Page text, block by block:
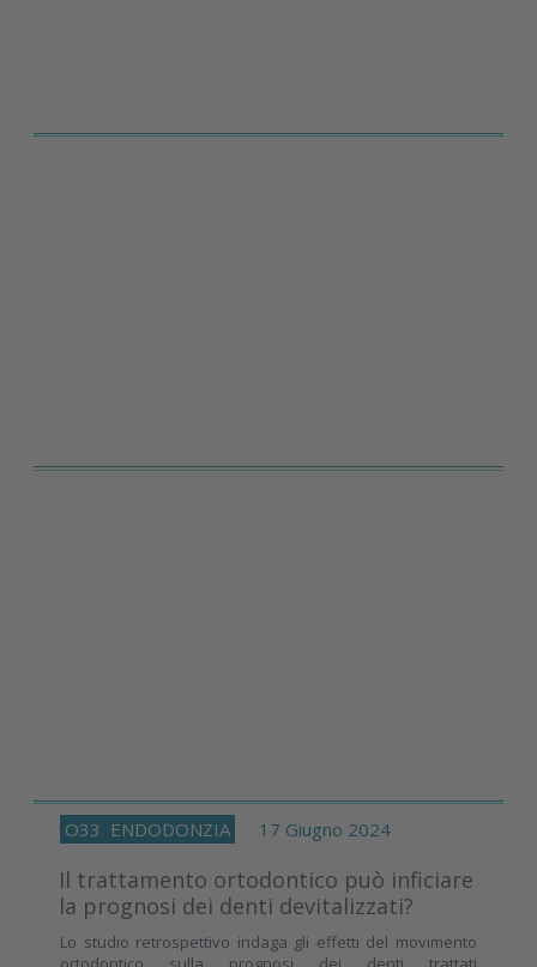
O33 ENDODONZIA 17 Giugno 2024
Il trattamento ortodontico può inficiare
la prognosi dei denti devitalizzati?
Lo studio retrospettivo indaga gli effetti del movimento